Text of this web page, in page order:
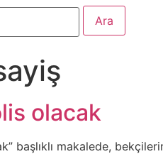
olacak
başlıklı makalede,